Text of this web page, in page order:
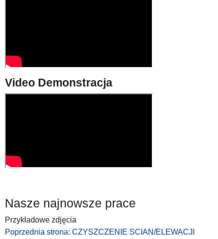
Video Demonstracja
Nasze najnowsze prace
Przykładowe zdjęcia
Poprzednia strona: CZYSZCZENIE SCIAN/ELEWACJI